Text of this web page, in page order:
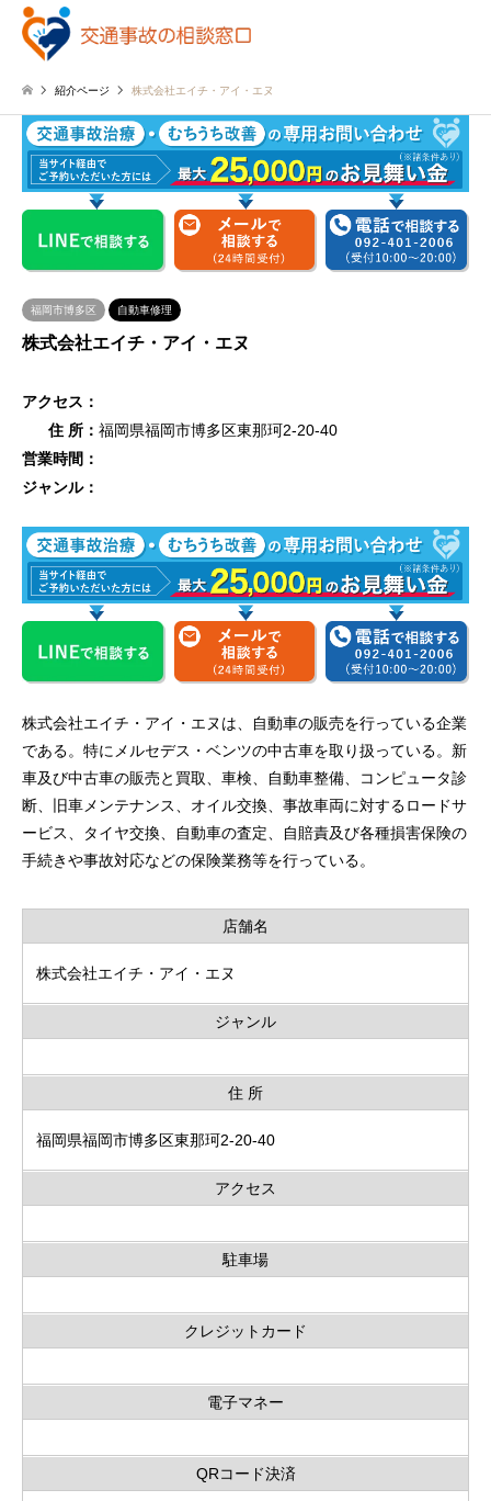
紹介ページ 株式会社エイチ・アイ・エヌ
福岡市博多区 自動車修理
株式会社エイチ・アイ・エヌ
アクセス：
住 所： 福岡県福岡市博多区東那珂2-20-40
営業時間：
ジャンル：
株式会社エイチ・アイ・エヌは、自動車の販売を行っている企業
である。特にメルセデス・ベンツの中古車を取り扱っている。新
車及び中古車の販売と買取、車検、自動車整備、コンピュータ診
断、旧車メンテナンス、オイル交換、事故車両に対するロードサ
ービス、タイヤ交換、自動車の査定、自賠責及び各種損害保険の
手続きや事故対応などの保険業務等を行っている。
店舗名
株式会社エイチ・アイ・エヌ
ジャンル
住 所
福岡県福岡市博多区東那珂2-20-40
アクセス
駐車場
クレジットカード
電子マネー
QRコード決済